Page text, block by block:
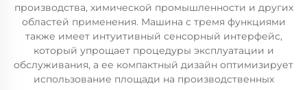
производства, химической промышленности и других
областей применения. Машина с тремя функциями
также имеет интуитивный сенсорный интерфейс,
который упрощает процедуры эксплуатации и
обслуживания, а ее компактный дизайн оптимизирует
использование площади на производственных